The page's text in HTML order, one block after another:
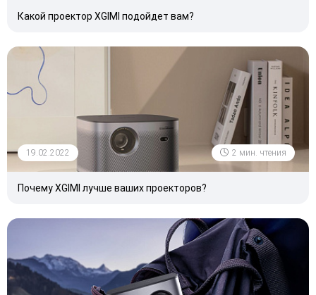
Какой проектор XGIMI подойдет вам?
19.02.2022 2 мин. чтения
Почему XGIMI лучше ваших проекторов?